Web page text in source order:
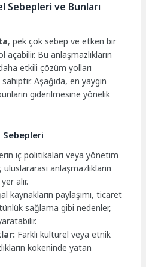
Sebepleri ve Bunları
, pek çok sebep ve etken bir
Bu anlaşmazlıkların
etkili çözüm yolları
Aşağıda, en yaygın
giderilmesine yönelik
Sebepleri
iç politikaları veya yönetim
anlaşmazlıkların
alır.
kaynakların paylaşımı, ticaret
sağlama gibi nedenler,
Farklı kültürel veya etnik
kökeninde yatan